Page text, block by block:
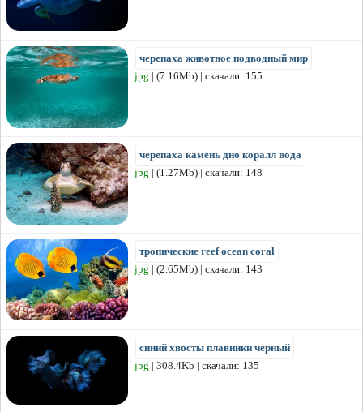
черепаха животное подводный мир
jpg | (7.16Mb) | скачали: 155
черепаха камень дно коралл вода
jpg | (1.27Mb) | скачали: 148
тропические reef ocean coral
jpg | (2.65Mb) | скачали: 143
синий хвосты плавники черный
jpg | 308.4Kb | скачали: 135